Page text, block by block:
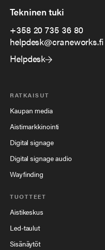
Tekninen tuki
+358 20 735 36 80
helpdesk@craneworks.fi
Helpdesk
RATKAISUT
Kaupan media
Aistimarkkinointi
Digital signage
Digital signage audio
Wayfinding
TUOTTEET
Aistikeskus
Led-taulut
Sisänäytöt